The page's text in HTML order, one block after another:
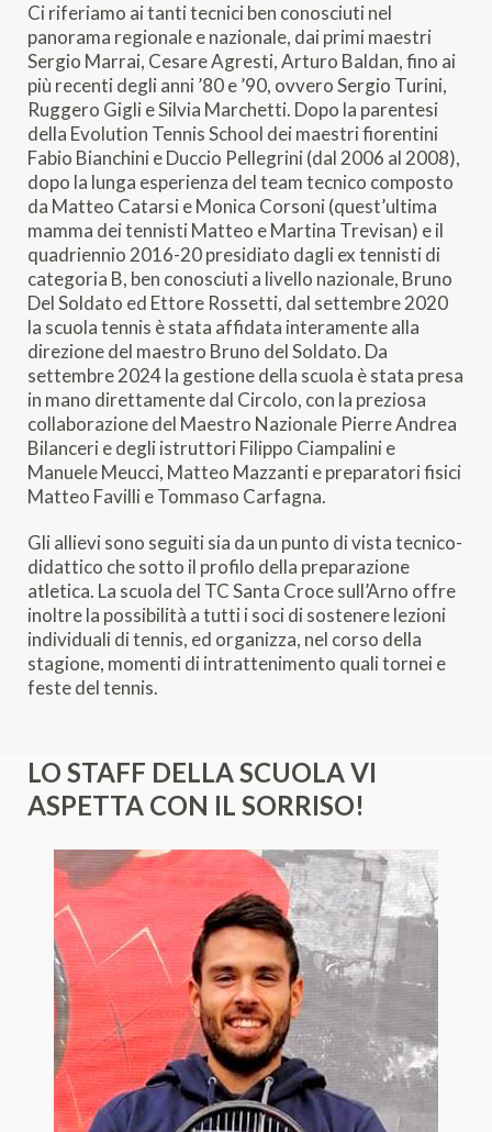
Ci riferiamo ai tanti tecnici ben conosciuti nel
panorama regionale e nazionale, dai primi maestri
Sergio Marrai, Cesare Agresti, Arturo Baldan, fino ai
più recenti degli anni ’80 e ’90, ovvero Sergio Turini,
Ruggero Gigli e Silvia Marchetti. Dopo la parentesi
della Evolution Tennis School dei maestri fiorentini
Fabio Bianchini e Duccio Pellegrini (dal 2006 al 2008),
dopo la lunga esperienza del team tecnico composto
da Matteo Catarsi e Monica Corsoni (quest’ultima
mamma dei tennisti Matteo e Martina Trevisan) e il
quadriennio 2016-20 presidiato dagli ex tennisti di
categoria B, ben conosciuti a livello nazionale, Bruno
Del Soldato ed Ettore Rossetti, dal settembre 2020
la scuola tennis è stata affidata interamente alla
direzione del maestro Bruno del Soldato. Da
settembre 2024 la gestione della scuola è stata presa
in mano direttamente dal Circolo, con la preziosa
collaborazione del Maestro Nazionale Pierre Andrea
Bilanceri e degli istruttori Filippo Ciampalini e
Manuele Meucci, Matteo Mazzanti e preparatori fisici
Matteo Favilli e Tommaso Carfagna.
Gli allievi sono seguiti sia da un punto di vista tecnico-
didattico che sotto il profilo della preparazione
atletica. La scuola del TC Santa Croce sull’Arno offre
inoltre la possibilità a tutti i soci di sostenere lezioni
individuali di tennis, ed organizza, nel corso della
stagione, momenti di intrattenimento quali tornei e
feste del tennis.
LO STAFF DELLA SCUOLA VI
ASPETTA CON IL SORRISO!